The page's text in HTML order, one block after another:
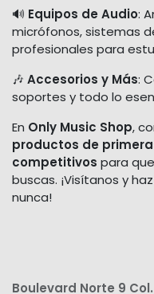
🔊 Equipos de Audio:
micrófonos, sistemas
profesionales para
🎶 Accesorios y Más:
soportes y todo lo
En Only Music Shop,
productos de
competitivos para
buscas. ¡Visítanos y
nunca!
Boulevard Norte 9 Col.